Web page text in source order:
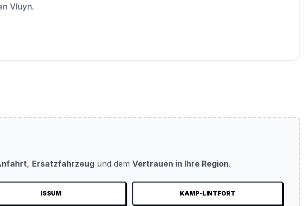
Vluyn.
, Ersatzfahrzeug und dem Vertrauen in Ihre Region.
ISSUM KAMP-LINTFORT